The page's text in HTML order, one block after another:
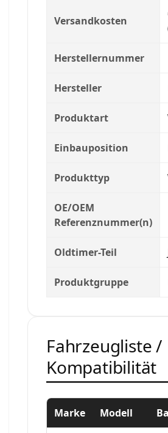
Versandkosten
Herstellernummer
Hersteller
Produktart
Einbauposition
Produkttyp
OE/OEM
Referenznummer(n)
Oldtimer-Teil
Produktgruppe
Fahrzeugliste /
Kompatibilität
Marke Modell